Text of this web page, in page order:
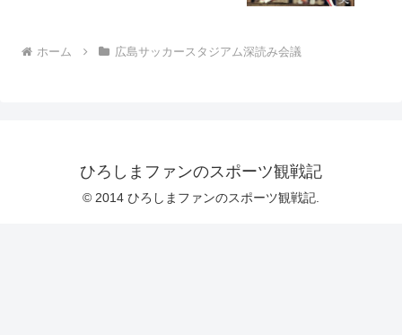
ホーム 広島サッカースタジアム深読み会議
ひろしまファンのスポーツ観戦記
© 2014 ひろしまファンのスポーツ観戦記.